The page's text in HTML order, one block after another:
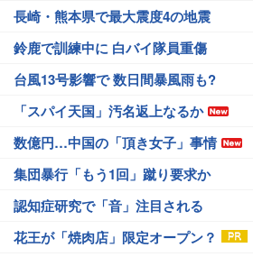
長崎・熊本県で最大震度4の地震
鈴鹿で訓練中に 白バイ隊員重傷
台風13号影響で 数日間暴風雨も?
「スパイ天国」汚名返上なるか
数億円…中国の「頂き女子」事情
集団暴行「もう1回」蹴り要求か
認知症研究で「音」注目される
花王が「焼肉店」限定オープン？